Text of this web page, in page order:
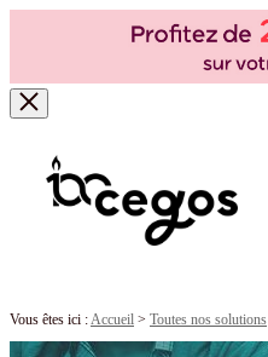
Vous êtes ici :Accueil > Toutes nos solutions